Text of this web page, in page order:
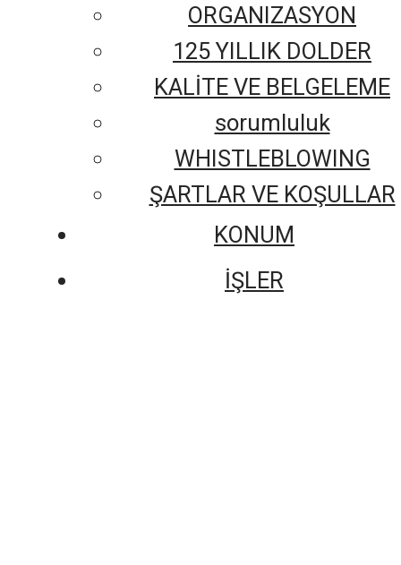
ORGANIZASYON
125 YILLIK DOLDER
KALİTE VE BELGELEME
sorumluluk
WHISTLEBLOWING
ŞARTLAR VE KOŞULLAR
KONUM
İŞLER